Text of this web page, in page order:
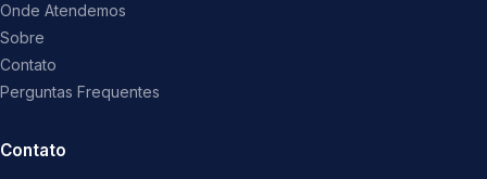
Onde Atendemos
Sobre
Contato
Perguntas Frequentes
Contato